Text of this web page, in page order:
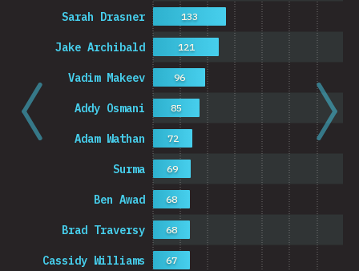
Cassidy Williams
Brad Traversy
Ben Awad
Surma
Adam Wathan
Addy Osmani
Vadim Makeev
Jake Archibald
Sarah Drasner
67
68
68
69
72
85
96
121
133